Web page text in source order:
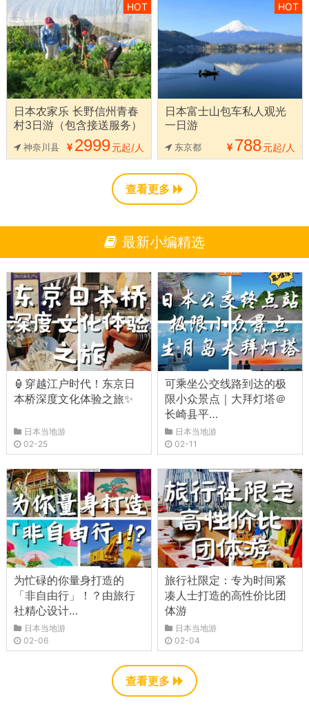
HOT
日本农家乐 长野信州青春
村3日游（包含接送服务）
神奈川县 2999元起/人
HOT
日本富士山包车私人观光
一日游
东京都 788元起/人
查看更多
最新小编精选
🏮穿越江户时代！东京日
本桥深度文化体验之旅✨
日本当地游
02-25
可乘坐公交线路到达的极
限小众景点｜大拜灯塔＠
长崎县平…
日本当地游
02-11
为忙碌的你量身打造的
「非自由行」！？由旅行
社精心设计…
日本当地游
02-06
旅行社限定：专为时间紧
凑人士打造的高性价比团
体游
日本当地游
02-04
查看更多